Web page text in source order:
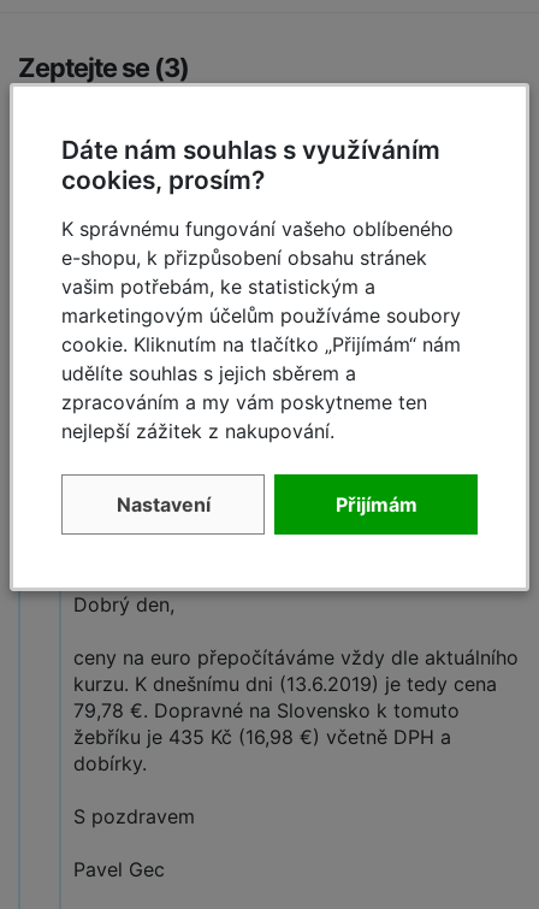
Zeptejte se (3)
Máte otázky k produktu:
Hliníkový žebřík třídílný
mnohoúčelový Corda 3x7 příček?
Zeptejte se.
Zeptat se
Terézia,
Koľko by som platila v prepočte na euro? A koľko by
Dobrý den,
ceny na euro přepočítáváme vždy dle aktuálního
kurzu. K dnešnímu dni (13.6.2019) je tedy cena
79,78 €. Dopravné na Slovensko k tomuto
žebříku je 435 Kč (16,98 €) včetně DPH a
dobírky.
S pozdravem
Pavel Gec
Dáte nám souhlas s využíváním
cookies, prosím?
K správnému fungování vašeho oblíbeného
e-shopu, k přizpůsobení obsahu stránek
vašim potřebám, ke statistickým a
marketingovým účelům používáme soubory
cookie. Kliknutím na tlačítko „Přijímám“ nám
udělíte souhlas s jejich sběrem a
zpracováním a my vám poskytneme ten
nejlepší zážitek z nakupování.
Nastavení Přijímám